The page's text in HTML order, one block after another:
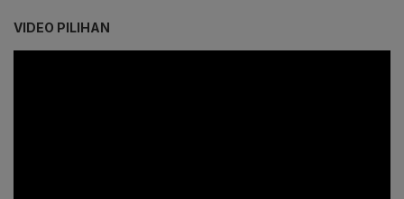
VIDEO PILIHAN